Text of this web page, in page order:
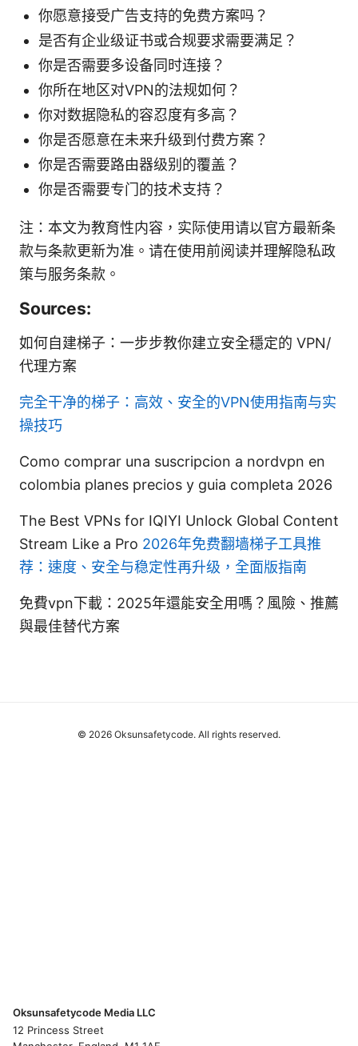
你愿意接受广告支持的免费方案吗？
是否有企业级证书或合规要求需要满足？
你是否需要多设备同时连接？
你所在地区对VPN的法规如何？
你对数据隐私的容忍度有多高？
你是否愿意在未来升级到付费方案？
你是否需要路由器级别的覆盖？
你是否需要专门的技术支持？
注：本文为教育性内容，实际使用请以官方最新条
款与条款更新为准。请在使用前阅读并理解隐私政
策与服务条款。
Sources:
如何自建梯子：一步步教你建立安全穩定的 VPN/
代理方案
完全干净的梯子：高效、安全的VPN使用指南与实
操技巧
Como comprar una suscripcion a nordvpn en
colombia planes precios y guia completa 2026
The Best VPNs for IQIYI Unlock Global Content
Stream Like a Pro 2026年免费翻墙梯子工具推
荐：速度、安全与稳定性再升级，全面版指南
免費vpn下載：2025年還能安全用嗎？風險、推薦
與最佳替代方案
© 2026 Oksunsafetycode. All rights reserved.
Oksunsafetycode Media LLC
12 Princess Street